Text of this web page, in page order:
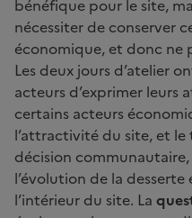
bénéfique pour le site,
nécessiter de conserver
économique, et donc ne
Les deux jours d’atelier
acteurs d’exprimer leurs
certains acteurs
l’attractivité du site, et le
décision
l’évolution de la
l’intérieur du site. La